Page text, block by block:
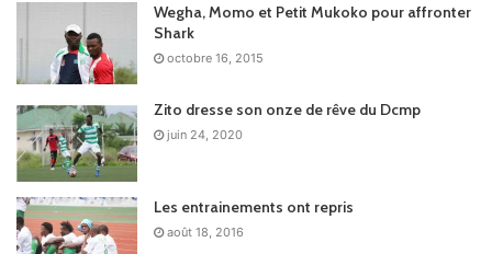
Wegha, Momo et Petit Mukoko pour affronter
Shark
octobre 16, 2015
Zito dresse son onze de rêve du Dcmp
juin 24, 2020
Les entrainements ont repris
août 18, 2016